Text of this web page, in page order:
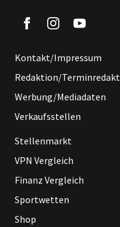
Kontakt/Impressum
Redaktion/
Werbung/Mediadaten
Verkaufsstellen
Stellenmarkt
VPN Vergleich
Finanz Vergleich
Sportwetten
Shop